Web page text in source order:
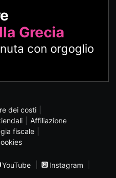
Grecia
con orgoglio
dei costi
Affiliazione
fiscale
YouTube
Instagram